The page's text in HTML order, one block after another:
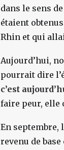
dans le sens
étaient
Rhin et qui
Aujourd’hui,
pourrait dire
c’est
faire peur, elle
En septembre,
revenu de